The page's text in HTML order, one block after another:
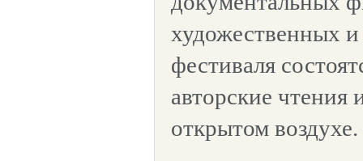
художественных
фестиваля
авторские чтения
открытом воздухе.